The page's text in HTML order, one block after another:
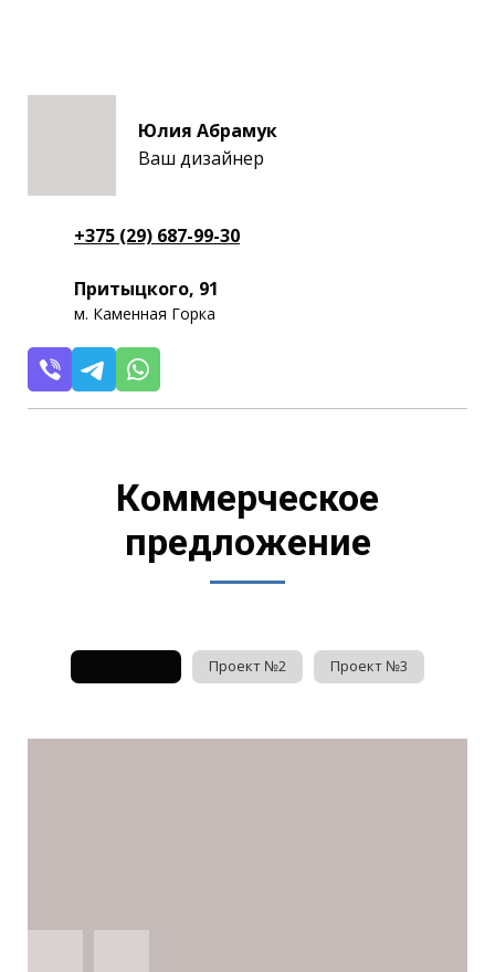
Юлия Абрамук
Ваш дизайнер
+375 (29) 687-99-30
Притыцкого, 91
м. Каменная Горка
Коммерческое
предложение
Проект №2 Проект №3